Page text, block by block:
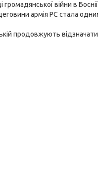
громадянської війни в
армія РС стала
продовжують відзначати